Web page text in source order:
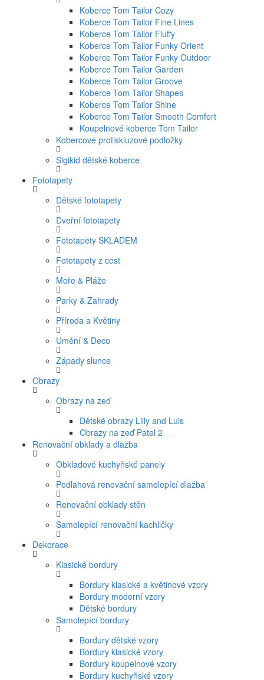
Koberce Tom Tailor Cozy
Koberce Tom Tailor Fine Lines
Koberce Tom Tailor Fluffy
Koberce Tom Tailor Funky Orient
Koberce Tom Tailor Funky Outdoor
Koberce Tom Tailor Garden
Koberce Tom Tailor Groove
Koberce Tom Tailor Shapes
Koberce Tom Tailor Shine
Koberce Tom Tailor Smooth Comfort
Koupelnové koberce Tom Tailor
Kobercové protiskluzové podložky
Sigikid dětské koberce
Fototapety
Dětské fototapety
Dveřní fototapety
Fototapety SKLADEM
Fototapety z cest
Moře & Pláže
Parky & Zahrady
Příroda a Květiny
Umění & Deco
Západy slunce
Obrazy
Obrazy na zeď
Dětské obrazy Lilly and Luis
Obrazy na zeď Patel 2
Renovační obklady a dlažba
Obkladové kuchyňské panely
Podlahová renovační samolepící dlažba
Renovační obklady stěn
Samolepící renovační kachličky
Dekorace
Klasické bordury
Bordury klasické a květinové vzory
Bordury moderní vzory
Dětské bordury
Samolepící bordury
Bordury dětské vzory
Bordury klasické vzory
Bordury koupelnové vzory
Bordury kuchyňské vzory